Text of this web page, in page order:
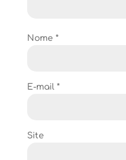
Nome *
E-mail *
Site